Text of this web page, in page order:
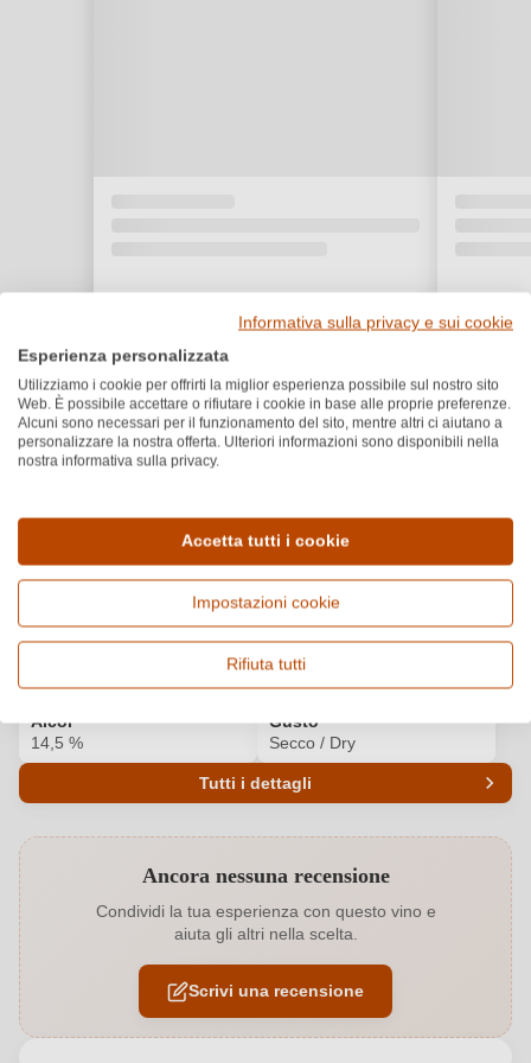
Dettagli del prodotto
Vitigno e tipologia
Qualità
Alcol
14,5 %
Gusto
Secco / Dry
Tutti i dettagli
Abbinamenti Antipasti, Carne rossa, Formaggi
Affinamento Barrique
Annata 2020
Ancora nessuna recensione
Condividi la tua esperienza con questo vino e
aiuta gli altri nella scelta.
Scrivi una recensione
Informativa sulla privacy e sui cookie
Esperienza personalizzata
Utilizziamo i cookie per offrirti la miglior esperienza possibile sul nostro sito
Web. È possibile accettare o rifiutare i cookie in base alle proprie preferenze.
Alcuni sono necessari per il funzionamento del sito, mentre altri ci aiutano a
personalizzare la nostra offerta. Ulteriori informazioni sono disponibili nella
nostra informativa sulla privacy.
Accetta tutti i cookie
Impostazioni cookie
Rifiuta tutti